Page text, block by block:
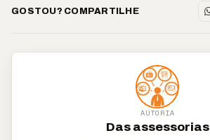
GOSTOU? COMPARTILHE
AUTORIA
Das assessorias